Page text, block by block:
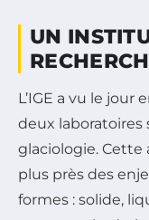
UN
L’IGE a vu le jour
deux laboratoires
glaciologie. Cette
plus près des
formes : solide,